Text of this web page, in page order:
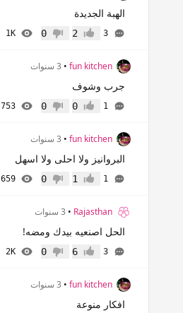
الهبة الجديدة
3 إعجاب2 عدم إعجاب
0
1K
fun kitchen
• 3 سنوات
جرب وشوف
1 إعجاب0 عدم إعجاب
0
753
fun kitchen
• 3 سنوات
البروانيز ولا احلى ولا اسهل
1 إعجاب1 عدم إعجاب
0
659
Rajasthan
• 3 سنوات
الحل اصنعيه بيدك ومضه!
3 إعجاب6 عدم إعجاب
0
2K
fun kitchen
• 3 سنوات
افكار منوعة